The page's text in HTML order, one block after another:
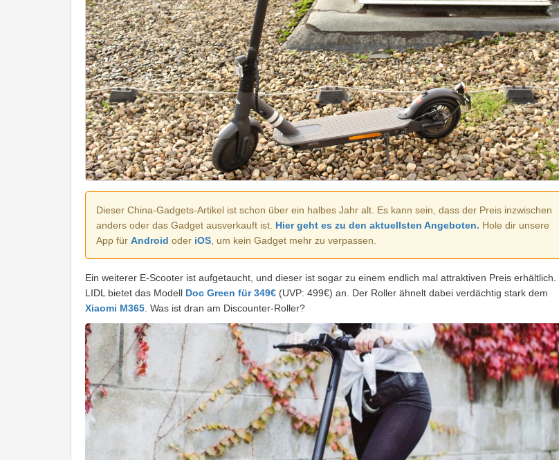
Dieser China-Gadgets-Artikel ist schon über ein halbes Jahr alt. Es kann sein, dass der Preis inzwischen
anders oder das Gadget ausverkauft ist. Hier geht es zu den aktuellsten Angeboten. Hole dir unsere
App für Android oder iOS , um kein Gadget mehr zu verpassen.
Ein weiterer E-Scooter ist aufgetaucht, und dieser ist sogar zu einem endlich mal attraktiven Preis erhältlich.
LIDL bietet das Modell Doc Green für 349€ (UVP: 499€) an. Der Roller ähnelt dabei verdächtig stark dem
Xiaomi M365 . Was ist dran am Discounter-Roller?